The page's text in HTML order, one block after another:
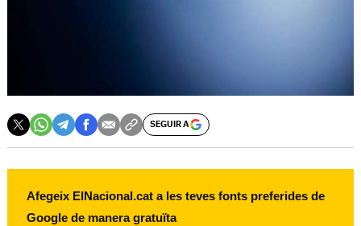
SEGUIR A
Afegeix ElNacional.cat a les teves fonts preferides de
Google de manera gratuïta